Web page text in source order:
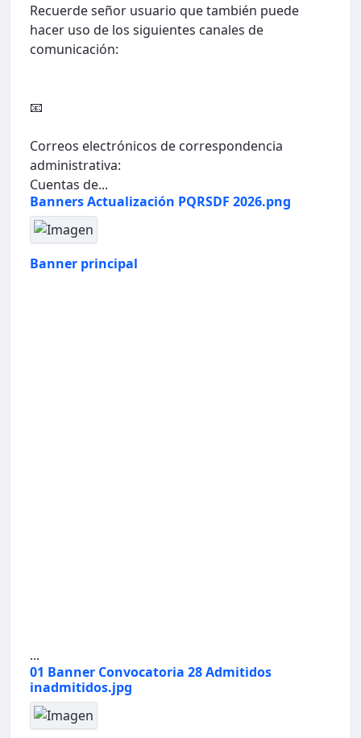
Recuerde señor usuario que también puede
hacer uso de los siguientes canales de
comunicación:
📧
Correos electrónicos de correspondencia
administrativa:
Cuentas de...
Banners Actualización PQRSDF 2026.png
Banner principal
...
01 Banner Convocatoria 28 Admitidos
inadmitidos.jpg